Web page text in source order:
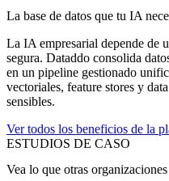
La base de datos que tu IA
La IA empresarial depende de
segura. Dataddo consolida
en un pipeline gestionado
vectoriales, feature stores y
sensibles.
Ver todos los beneficios de la
ESTUDIOS DE CASO
Vea lo que otras